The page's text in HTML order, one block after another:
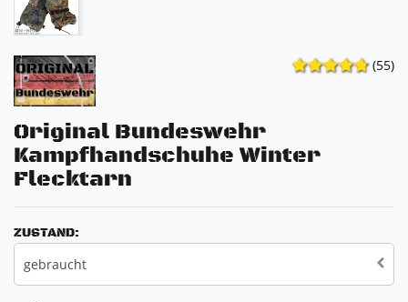
(55)
Original Bundeswehr
Kampfhandschuhe Winter
Flecktarn
ZUSTAND:
gebraucht